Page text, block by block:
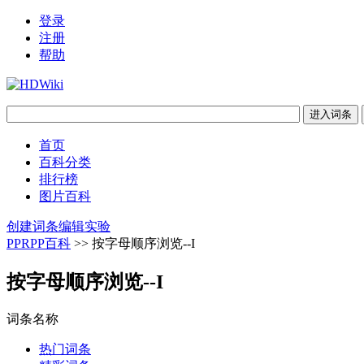
登录
注册
帮助
首页
百科分类
排行榜
图片百科
创建词条编辑实验
PPRPP百科 >> 按字母顺序浏览--I
按字母顺序浏览--I
词条名称
热门词条